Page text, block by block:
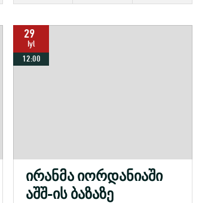
29
Iyl
12:00
ირანმა იორდანიაში
აშშ-ის ბაზაზე